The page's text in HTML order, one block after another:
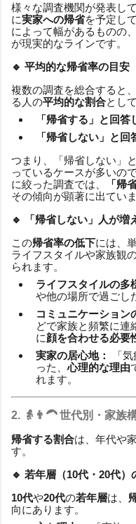
様々な調査機関が発表し
に実家への帰省を予定し
によって幅があるものの、
が現実的なラインです。
🔹 平均的な帰省率の目安
複数の調査を総合すると、
る人の平均的な割合とし
「帰省する」と回答
「帰省しない」と回
つまり、「帰省しない」
っているケースが多いの
に絞った調査では、
「帰
その傾向が顕著に出ていま
🔹 「帰省しない」人が増
この帰省率の低下には、
ライフスタイルや家族観
られます。
ライフスタイルの多
や他の場所で過ごし
コミュニケーション
どで家族と頻繁に連
に顔を合わせる必要
実家の居心地：
「
った、心理的な理由
れます。
2. 👵👨‍🦱 世代別・家族
帰省する割合は、年代や
す。
🔹 若年層（10代・20代）
10代や20代の若年層は、
向にあります。